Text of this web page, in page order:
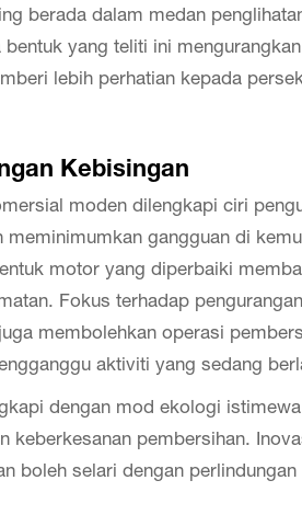
berada dalam medan
bentuk yang teliti ini
lebih perhatian kepada
Kebisingan
moden dilengkapi ciri
meminimumkan gangguan di
motor yang diperbaiki
Fokus terhadap
membolehkan operasi
aktiviti yang sedang
dengan mod ekologi
keberkesanan pembersihan.
boleh selari dengan